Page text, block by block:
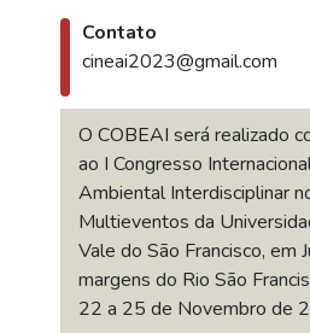
Contato
cineai2023@gmail.com
O COBEAI será realizado
ao I Congresso
Ambiental Interdisciplinar
Multieventos da
Vale do São Francisco, em
margens do Rio São
22 a 25 de Novembro de